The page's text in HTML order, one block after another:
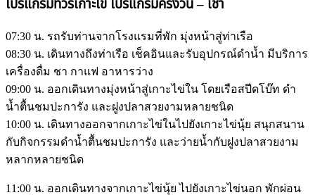
โปรแกรมทัวร์เกาะไข่ โปรแกรมครึ่งวัน – เช้า
07:30 น. รถรับท่านจากโรงแรมที่พัก มุ่งหน้าสู่ท่าเรือ
08:30 น. เดินทางถึงท่าเรือ เช็คอินและรับอุปกรณ์ดำน้ำ มีบริการ
เครื่องดื่ม ชา กาแฟ อาหารว่าง
09:00 น. ออกเดินทางมุ่งหน้าสู่เกาะไข่ใน โดยเรือสปีดโบ๊ท ดำ
น้ำตื้นชมปะการัง และฝูงปลาสวยงามหลายชนิด
10:00 น. เดินทางออกจากเกาะไข่ในไปยังเกาะไข่นุ้ย สนุกสนาน
กับกิจกรรมดำน้ำตื้นชมปะการัง และว่ายน้ำกับฝูงปลาสวยงาม
หลากหลายชนิด
11:00 น. ออกเดินทางจากเกาะไข่นุ้ย ไปยังเกาะไข่นอก พักผ่อน